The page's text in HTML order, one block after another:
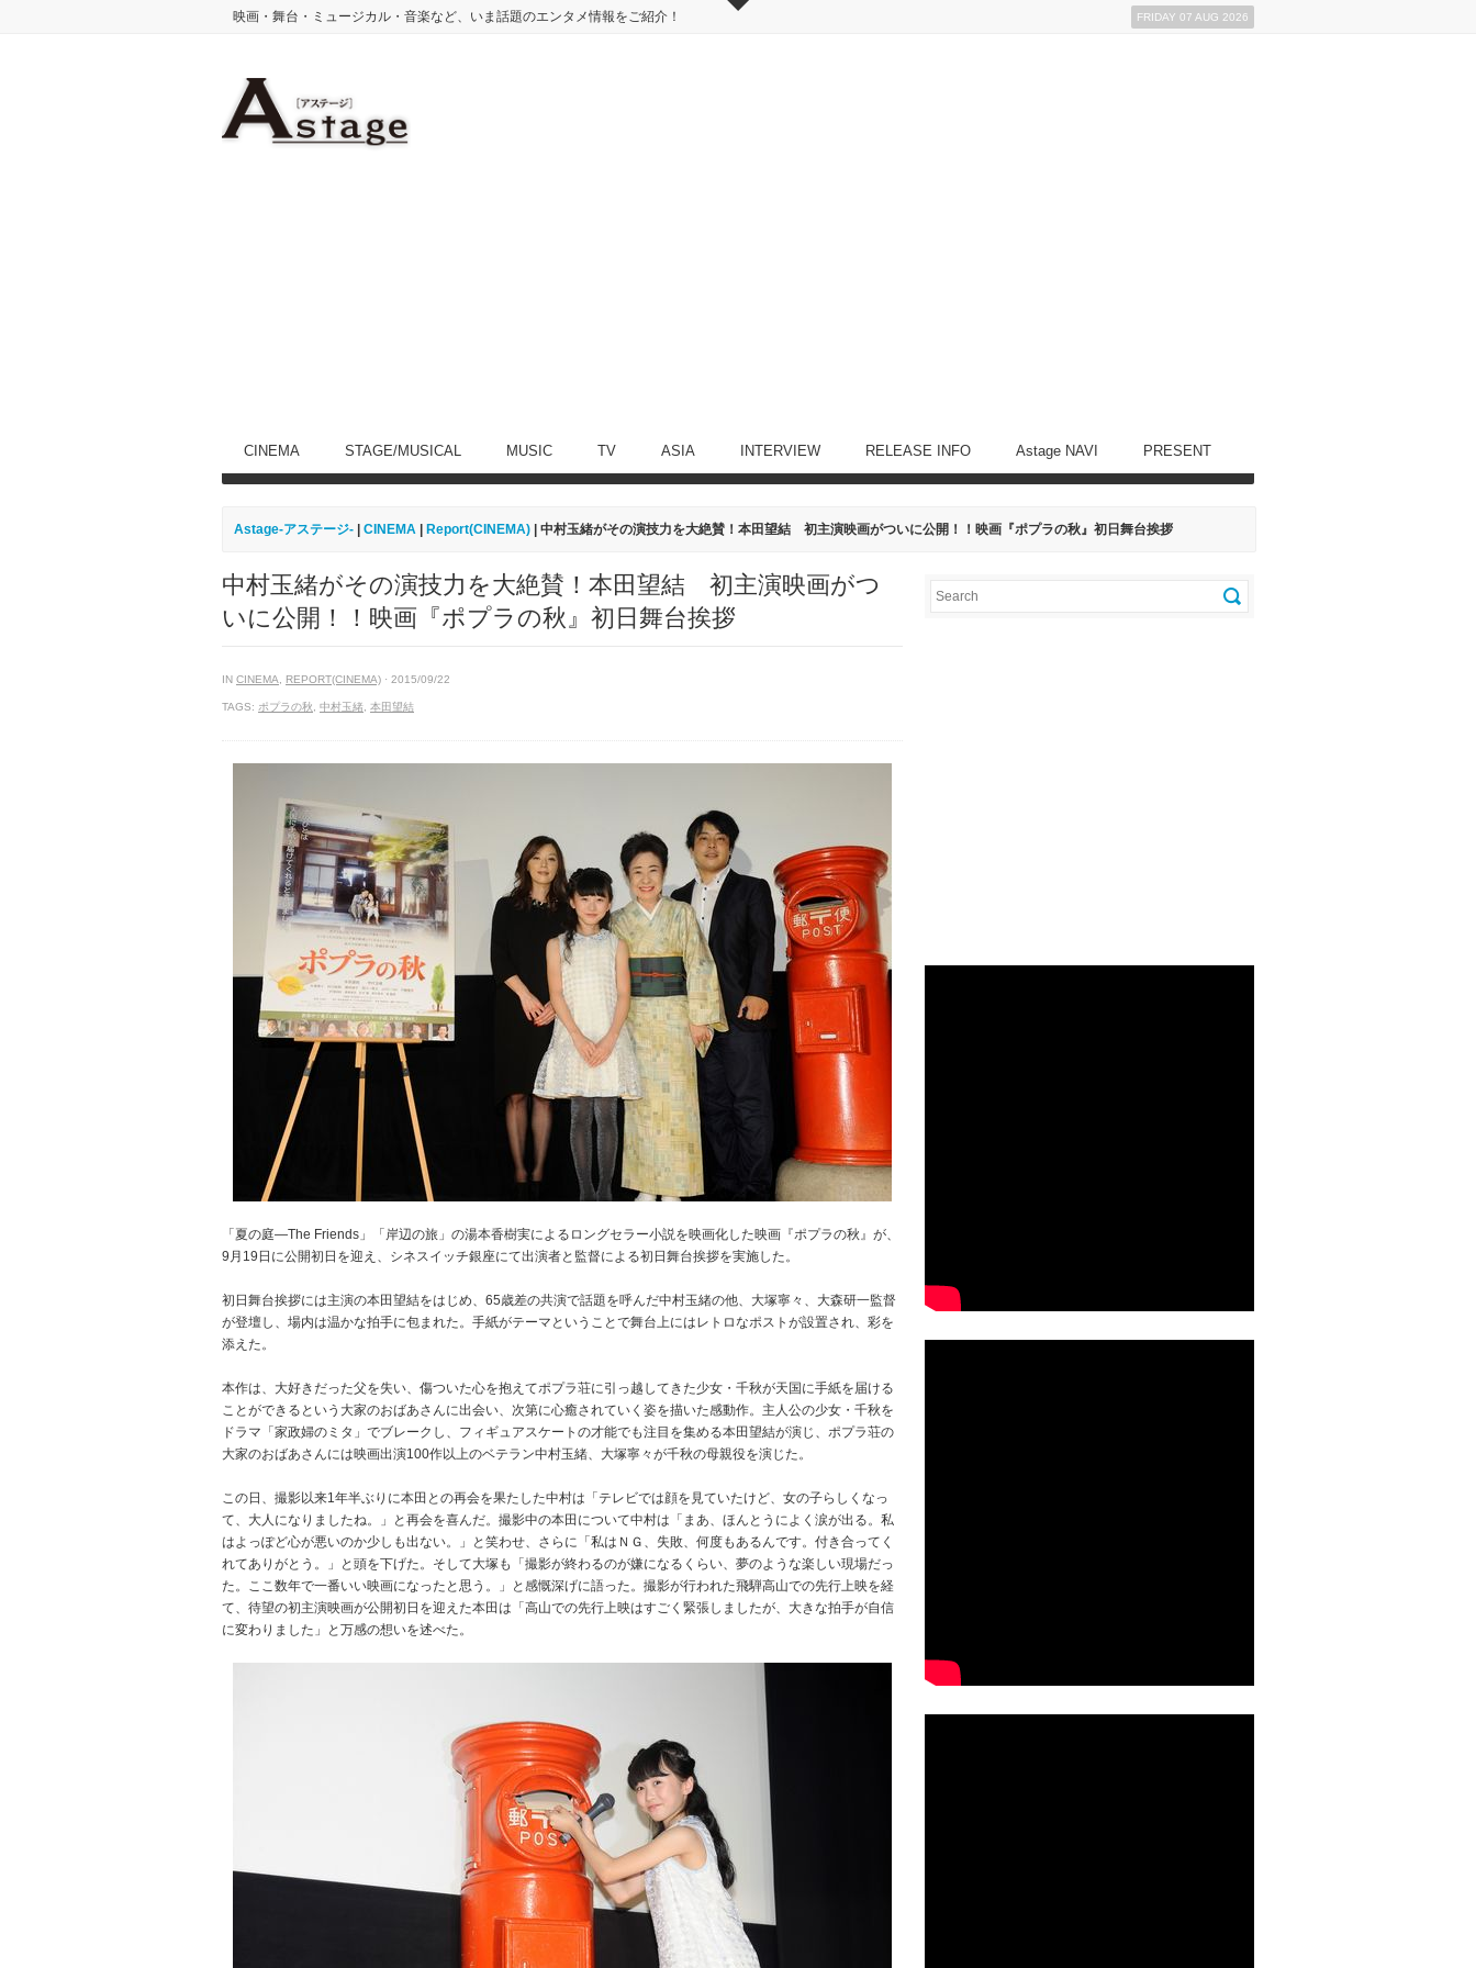
映画・舞台・ミュージカル・音楽など、いま話題のエンタメ情報をご紹介！ FRIDAY 07 AUG 2026
CINEMA STAGE/MUSICAL MUSIC TV ASIA INTERVIEW RELEASE INFO Astage NAVI PRESENT
Astage-アステージ- CINEMA Report(CINEMA) | 中村玉緒がその演技力を大絶賛！本田望結 初主演映画がついに公開！！映画『ポプラの秋』初日舞台挨拶
中村玉緒がその演技力を大絶賛！本田望結 初主演映画がつ
いに公開！！映画『ポプラの秋』初日舞台挨拶
IN CINEMA REPORT(CINEMA) · 2015/09/22
TAGS: ポプラの秋 中村玉緒 本田望結
「夏の庭―The Friends」「岸辺の旅」の湯本香樹実によるロングセラー小説を映画化した映画『ポプラの秋』が、
9月19日に公開初日を迎え、シネスイッチ銀座にて出演者と監督による初日舞台挨拶を実施した。
初日舞台挨拶には主演の本田望結をはじめ、65歳差の共演で話題を呼んだ中村玉緒の他、大塚寧々、大森研一監督
が登壇し、場内は温かな拍手に包まれた。手紙がテーマということで舞台上にはレトロなポストが設置され、彩を
添えた。
本作は、大好きだった父を失い、傷ついた心を抱えてポプラ荘に引っ越してきた少女・千秋が天国に手紙を届ける
ことができるという大家のおばあさんに出会い、次第に心癒されていく姿を描いた感動作。主人公の少女・千秋を
ドラマ「家政婦のミタ」でブレークし、フィギュアスケートの才能でも注目を集める本田望結が演じ、ポプラ荘の
大家のおばあさんには映画出演100作以上のベテラン中村玉緒、大塚寧々が千秋の母親役を演じた。
この日、撮影以来1年半ぶりに本田との再会を果たした中村は「テレビでは顔を見ていたけど、女の子らしくなっ
て、大人になりましたね。」と再会を喜んだ。撮影中の本田について中村は「まあ、ほんとうによく涙が出る。私
はよっぽど心が悪いのか少しも出ない。」と笑わせ、さらに「私はＮＧ、失敗、何度もあるんです。付き合ってく
れてありがとう。」と頭を下げた。そして大塚も「撮影が終わるのが嫌になるくらい、夢のような楽しい現場だっ
た。ここ数年で一番いい映画になったと思う。」と感慨深げに語った。撮影が行われた飛騨高山での先行上映を経
て、待望の初主演映画が公開初日を迎えた本田は「高山での先行上映はすごく緊張しましたが、大きな拍手が自信
に変わりました」と万感の想いを述べた。